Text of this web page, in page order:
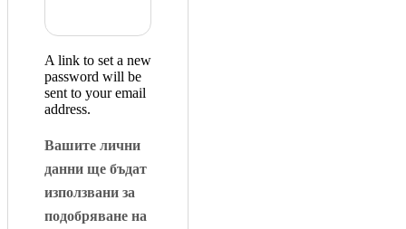
A link to set a new
password will be
sent to your email
address.
Вашите лични
данни ще бъдат
използвани за
подобряване на